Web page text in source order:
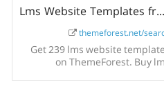
Lms Website Templates from ThemeForest
themeforest.net/
Get 239 lms website
on ThemeForest. Buy
website templates from $7.